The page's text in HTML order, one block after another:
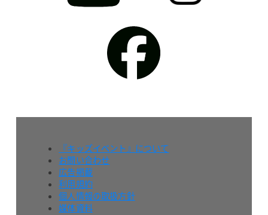
『キッズイベント』について
お問い合わせ
広告掲載
利用規約
個人情報の取扱方針
媒体資料